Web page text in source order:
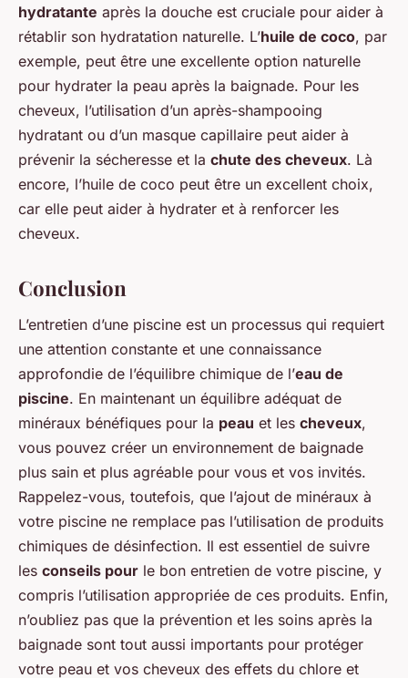
hydratante après la douche est cruciale pour aider à
rétablir son hydratation naturelle. L’huile de coco, par
exemple, peut être une excellente option naturelle
pour hydrater la peau après la baignade. Pour les
cheveux, l’utilisation d’un après-shampooing
hydratant ou d’un masque capillaire peut aider à
prévenir la sécheresse et la chute des cheveux. Là
encore, l’huile de coco peut être un excellent choix,
car elle peut aider à hydrater et à renforcer les
cheveux.
Conclusion
L’entretien d’une piscine est un processus qui requiert
une attention constante et une connaissance
approfondie de l’équilibre chimique de l’eau de
piscine. En maintenant un équilibre adéquat de
minéraux bénéfiques pour la peau et les cheveux,
vous pouvez créer un environnement de baignade
plus sain et plus agréable pour vous et vos invités.
Rappelez-vous, toutefois, que l’ajout de minéraux à
votre piscine ne remplace pas l’utilisation de produits
chimiques de désinfection. Il est essentiel de suivre
les conseils pour le bon entretien de votre piscine, y
compris l’utilisation appropriée de ces produits. Enfin,
n’oubliez pas que la prévention et les soins après la
baignade sont tout aussi importants pour protéger
votre peau et vos cheveux des effets du chlore et